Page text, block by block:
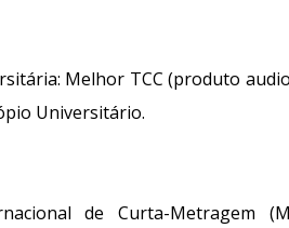
Melhor TCC (produto
Universitário.
de Curta-Metragem